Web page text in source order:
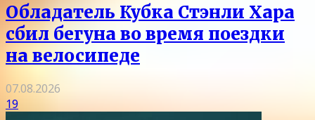
Обладатель Кубка Стэнли Хара
сбил бегуна во время поездки
на велосипеде
07.08.2026
19